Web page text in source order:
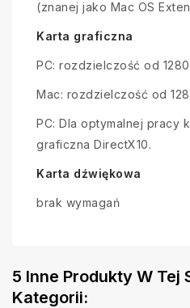
(znanej jako Mac OS
Karta graficzna
PC: rozdzielczość od
Mac: rozdzielczość od
PC: Dla optymalnej pracy
graficzna DirectX10.
Karta dźwiękowa
brak wymagań
5 Inne Produkty W Tej
Kategorii: